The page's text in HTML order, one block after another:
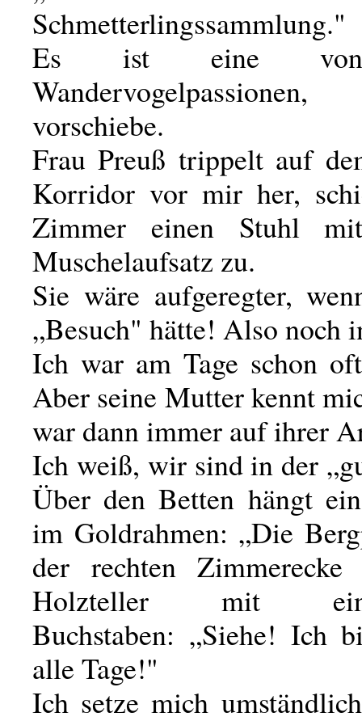
Schmetterlingssammlung."
Es ist eine von
vorschiebe.
Frau Preuß trippelt auf
Korridor vor mir her,
Zimmer einen Stuhl
Muschelaufsatz zu.
Sie wäre aufgeregter,
„Besuch" hätte! Also noch
Ich war am Tage schon
Aber seine Mutter kennt
war dann immer auf ihrer
Ich weiß, wir sind in der
Über den Betten hängt
im Goldrahmen: „Die
der rechten
Holzteller mit
Buchstaben: „Siehe! Ich
alle Tage!"
Ich setze mich